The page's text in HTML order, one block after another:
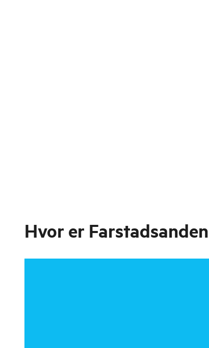
Hvor er Farstadsanden